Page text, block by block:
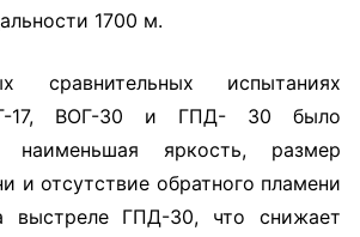
1700 м.
сравнительных испытаниях
17, ВОГ-30 и ГПД- 30 было
наименьшая яркость, размер
и отсутствие обратного пламени
выстреле ГПД-30, что снижает